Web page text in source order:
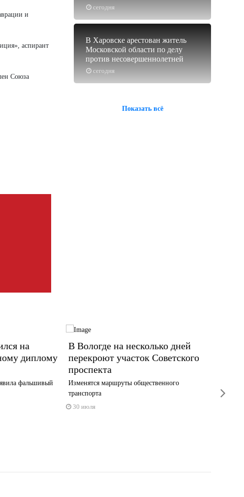
и
аспирант
Союза
сегодня
сегодня
В Харовске арестован житель
Московской области по делу
против несовершеннолетней
Показать всё
на
диплому
фальшивый
В Вологде на несколько дней
перекроют участок Советского
проспекта
Изменятся маршруты общественного
транспорта
30 июля
30 июля